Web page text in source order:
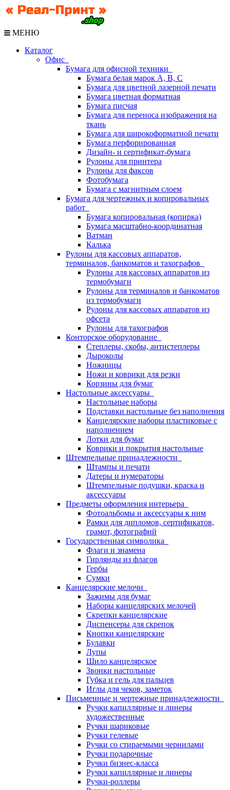
МЕНЮ
Каталог
Офис
Бумага для офисной техники
Бумага белая марок А, В, С
Бумага для цветной лазерной печати
Бумага цветная форматная
Бумага писчая
Бумага для переноса изображения на
ткань
Бумага для широкоформатной печати
Бумага перфорированная
Дизайн- и сертификат-бумага
Рулоны для принтера
Рулоны для факсов
Фотобумага
Бумага с магнитным слоем
Бумага для чертежных и копировальных
работ
Бумага копировальная (копирка)
Бумага масштабно-координатная
Ватман
Калька
Рулоны для кассовых аппаратов,
терминалов, банкоматов и тахографов
Рулоны для кассовых аппаратов из
термобумаги
Рулоны для терминалов и банкоматов
из термобумаги
Рулоны для кассовых аппаратов из
офсета
Рулоны для тахографов
Конторское оборудование
Степлеры, скобы, антистеплеры
Дыроколы
Ножницы
Ножи и коврики для резки
Корзины для бумаг
Настольные аксессуары
Настольные наборы
Подставки настольные без наполнения
Канцелярские наборы пластиковые с
наполнением
Лотки для бумаг
Коврики и покрытия настольные
Штемпельные принадлежности
Штампы и печати
Датеры и нумераторы
Штемпельные подушки, краска и
аксессуары
Предметы оформления интерьера
Фотоальбомы и аксессуары к ним
Рамки для дипломов, сертификатов,
грамот, фотографий
Государственная символика
Флаги и знамена
Гирлянды из флагов
Гербы
Сумки
Канцелярские мелочи
Зажимы для бумаг
Наборы канцелярских мелочей
Скрепки канцелярские
Диспенсеры для скрепок
Кнопки канцелярские
Булавки
Лупы
Шило канцелярское
Звонки настольные
Губка и гель для пальцев
Иглы для чеков, заметок
Письменные и чертежные принадлежности
Ручки капиллярные и линеры
художественные
Ручки шариковые
Ручки гелевые
Ручки со стираемыми чернилами
Ручки подарочные
Ручки бизнес-класса
Ручки капиллярные и линеры
Ручки-роллеры